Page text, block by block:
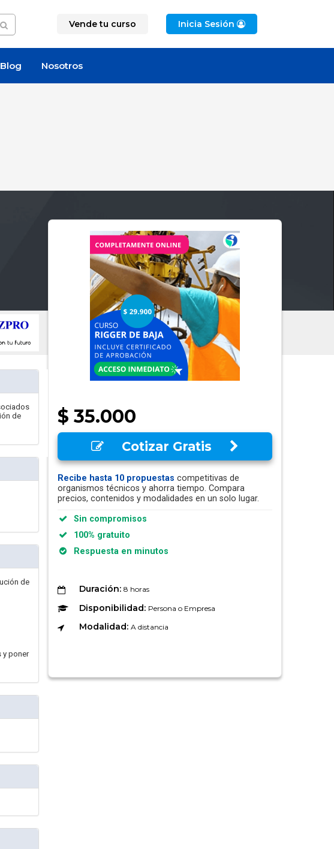
Vende tu curso Inicia Sesión
Blog Nosotros
$ 35.000
Cotizar Gratis
Recibe hasta 10 propuestas competitivas de
organismos técnicos y ahorra tiempo. Compara
precios, contenidos y modalidades en un solo lugar.
Sin compromisos
100% gratuito
Respuesta en minutos
Duración: 8 horas
Disponibilidad: Persona o Empresa
Modalidad: A distancia
de
de
y poner